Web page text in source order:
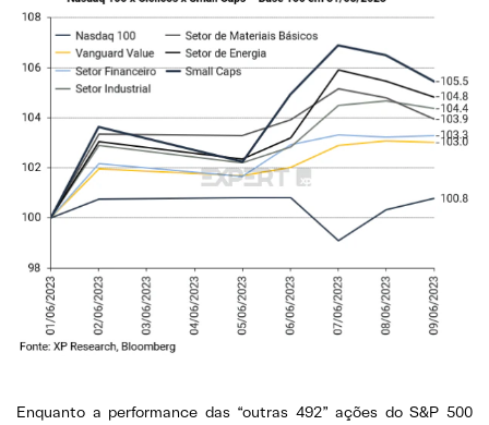
Enquanto a performance das “outras 492” ações do S&P 500